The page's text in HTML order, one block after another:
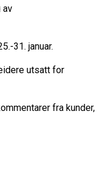
av
31. januar.
utsatt for
fra kunder,